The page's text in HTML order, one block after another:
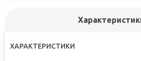
ХАРАКТЕРИСТИКИ